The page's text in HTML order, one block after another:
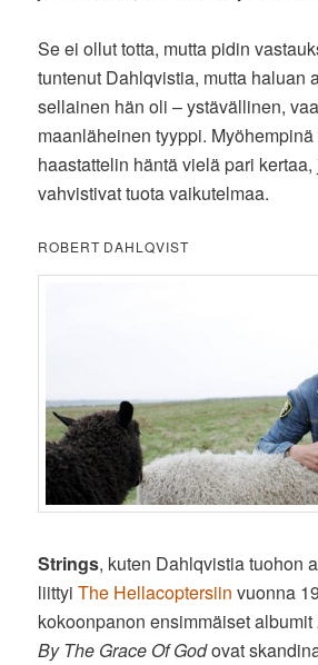
Se ei ollut totta, mutta pidin
tuntenut Dahlqvistia, mutta haluan
sellainen hän oli – ystävällinen,
maanläheinen tyyppi.
haastattelin häntä vielä pari
vahvistivat tuota vaikutelmaa.
ROBERT DAHLQVIST
Strings, kuten Dahlqvistia tuohon
liittyiThe Hellacoptersiin vuonna
kokoonpanon ensimmäiset albumit
By The Grace Of Godovat